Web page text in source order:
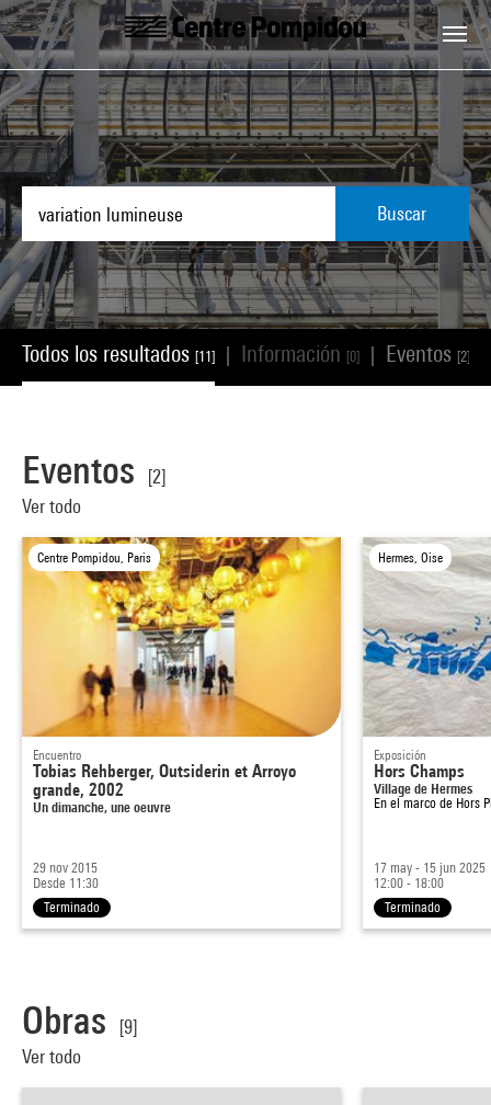
Skip to main content
Centre Pompidou
Buscar
Todos los resultados [11] Información [0] Eventos [2]
Eventos
[2]
Ver todo
Centre Pompidou, Paris
Encuentro
Tobias Rehberger, Outsiderin et Arroyo
grande, 2002
Un dimanche, une oeuvre
29 nov 2015
Desde 11:30
Terminado
Hermes, Oise
Exposición
Hors Champs
Village de Hermes
En el marco de Hors
17 may - 15 jun 2025
12:00 - 18:00
Terminado
Obras
[9]
Ver todo